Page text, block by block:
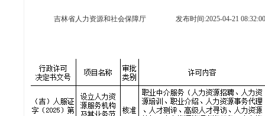
吉林省人力资源和社会保障厅 发布时间:2025-04-21 08:32:00